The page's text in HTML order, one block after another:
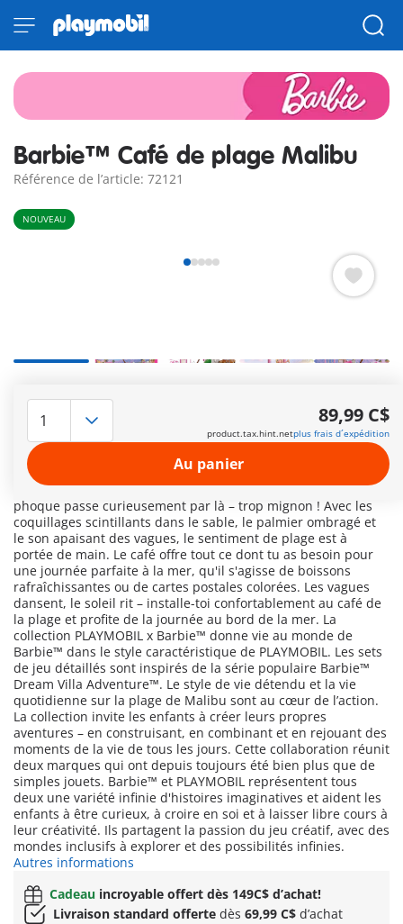
Barbie™ Café de plage Malibu
Référence de l’article: 72121
NOUVEAU
plage ! Youpi – l'été est là ! Une ne journée pleine de soleil,
d’imagination et d’aventures t’attend au café de la plage.
Ken™ a commencé son job d’été comme maître-nageur,
tandis que Barbie™ profite d’un moment de détente et se
balance doucement pour savourer la brise marine. Un
toboggan veille à un élan supplémentaire, et même un petit
phoque passe curieusement par là – trop mignon ! Avec les
coquillages scintillants dans le sable, le palmier ombragé et
le son apaisant des vagues, le sentiment de plage est à
portée de main. Le café offre tout ce dont tu as besoin pour
une journée parfaite à la mer, qu'il s'agisse de boissons
rafraîchissantes ou de cartes postales colorées. Les vagues
dansent, le soleil rit – installe-toi confortablement au café de
la plage et profite de la journée au bord de la mer. La
collection PLAYMOBIL x Barbie™ donne vie au monde de
Barbie™ dans le style caractéristique de PLAYMOBIL. Les sets
de jeu détaillés sont inspirés de la série populaire Barbie™
Dream Villa Adventure™. Le style de vie détendu et la vie
quotidienne sur la plage de Malibu sont au cœur de l’action.
La collection invite les enfants à créer leurs propres
aventures – en construisant, en combinant et en rejouant des
moments de la vie de tous les jours. Cette collaboration réunit
deux marques qui ont depuis toujours été bien plus que de
simples jouets. Barbie™ et PLAYMOBIL représentent tous
deux une variété infinie d'histoires imaginatives et aident les
enfants à être curieux, à croire en soi et à laisser libre cours à
leur créativité. Ils partagent la passion du jeu créatif, avec des
mondes inclusifs à explorer et des possibilités infinies.
Autres informations
Cadeau incroyable offert dès 149C$ d’achat!
Livraison standard offerte dès 69,99 C$ d’achat
89,99 C$
product.tax.hint.netplus frais d´expédition
Au panier